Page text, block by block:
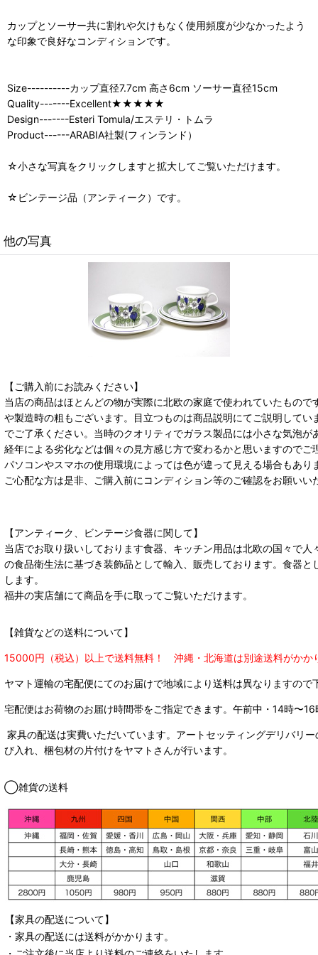
カップとソーサー共に割れや欠けもなく使用頻度が少なかったよう
な印象で良好なコンディションです。
Size----------カップ直径7.7cm 高さ6cm ソーサー直径15cm
Quality-------Excellent★★★★★
Design-------Esteri Tomula/エステリ・トムラ
Product------ARABIA社製(フィンランド）
☆小さな写真をクリックしますと拡大してご覧いただけます。
☆ビンテージ品（アンティーク）です。
他の写真
【ご購入前にお読みください】
当店の商品はほとんどの物が実際に北欧の家庭で使われていたもの
や製造時の粗もございます。目立つものは商品説明にてご説明して
でご了承ください。当時のクオリティでガラス製品には小さな気泡が
経年による劣化などは個々の見方感じ方で変わるかと思いますのでご
パソコンやスマホの使用環境によっては色が違って見える場合もあ
ご心配な方は是非、ご購入前にコンディション等のご確認をお願い
【アンティーク、ビンテージ食器に関して】
当店でお取り扱いしております食器、キッチン用品は北欧の国々で
の食品衛生法に基づき装飾品として輸入、販売しております。食器
します。
福井の実店舗にて商品を手に取ってご覧いただけます。
【雑貨などの送料について】
15000円（税込）以上で送料無料！ 沖縄・北海道は別途送料がかか
ヤマト運輸の宅配便にてのお届けで地域により送料は異なりますので
宅配便はお荷物のお届け時間帯をご指定できます。 午前中・14時〜
家具の配送は実費いただいています。アートセッティングデリバリ
び入れ、梱包材の片付けをヤマトさんが行います。
◯雑貨の送料
【家具の配送について】
・家具の配送には送料がかかります。